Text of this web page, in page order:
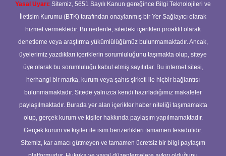
Yasal Uyarı: Sitemiz, 5651 Sayılı Kanun gereğince Bilgi Teknolojileri ve
İletişim Kurumu (BTK) tarafından onaylanmış bir Yer Sağlayıcı olarak
hizmet vermektedir. Bu nedenle, sitedeki içerikleri proaktif olarak
denetleme veya araştırma yükümlülüğümüz bulunmamaktadır. Ancak,
üyelerimiz yazdıkları içeriklerin sorumluluğunu taşımakta olup, siteye
üye olarak bu sorumluluğu kabul etmiş sayılırlar. Bu internet sitesi,
herhangi bir marka, kurum veya şahıs şirketi ile hiçbir bağlantısı
bulunmamaktadır. Sitede yalnızca kendi hazırladığımız makaleler
paylaşılmaktadır. Burada yer alan içerikler haber niteliği taşımamakta
olup, gerçek kurum ve kişiler hakkında paylaşım yapılmamaktadır.
Gerçek kurum ve kişiler ile isim benzerlikleri tamamen tesadüfidir.
Sitemiz, kar amacı gütmeyen ve tamamen ücretsiz bir bilgi paylaşım